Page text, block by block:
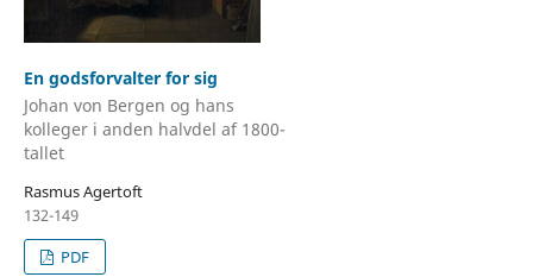
En godsforvalter for sig
Johan von Bergen og hans
kolleger i anden halvdel af 1800-
tallet
Rasmus Agertoft
132-149
PDF